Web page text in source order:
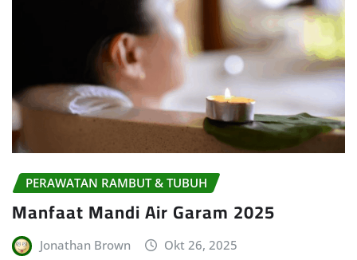
PERAWATAN RAMBUT & TUBUH
Manfaat Mandi Air Garam 2025
Jonathan Brown Okt 26, 2025